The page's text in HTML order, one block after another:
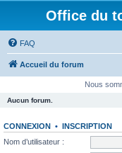
Office du
FAQ
Accueil du forum
Nous
Aucun forum.
CONNEXION • INSCRIPTION
Nom d’utilisateur :